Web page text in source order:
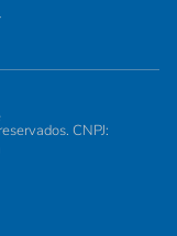
CNPJ: